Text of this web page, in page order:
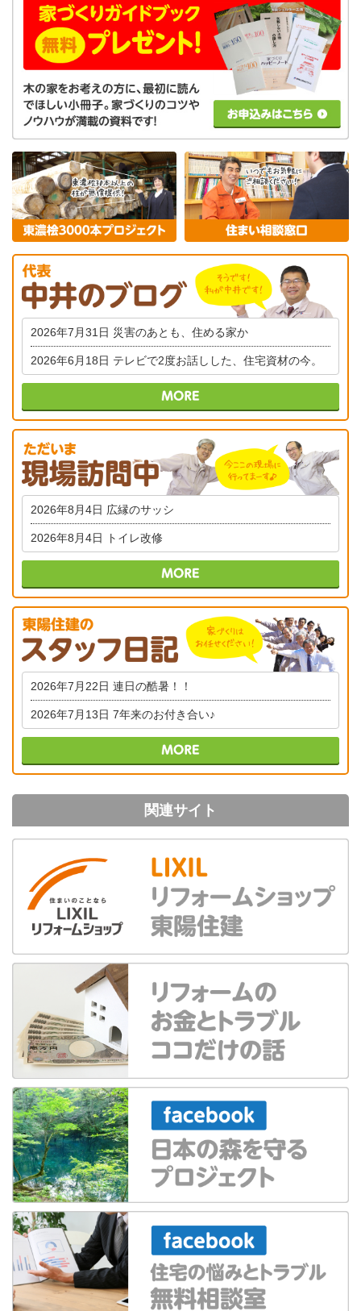
2026年7月31日 災害のあとも、住める家か
2026年6月18日 テレビで2度お話しした、住宅資材の今。
2026年8月4日 広縁のサッシ
2026年8月4日 トイレ改修
2026年7月22日 連日の酷暑！！
2026年7月13日 7年来のお付き合い♪
関連サイト